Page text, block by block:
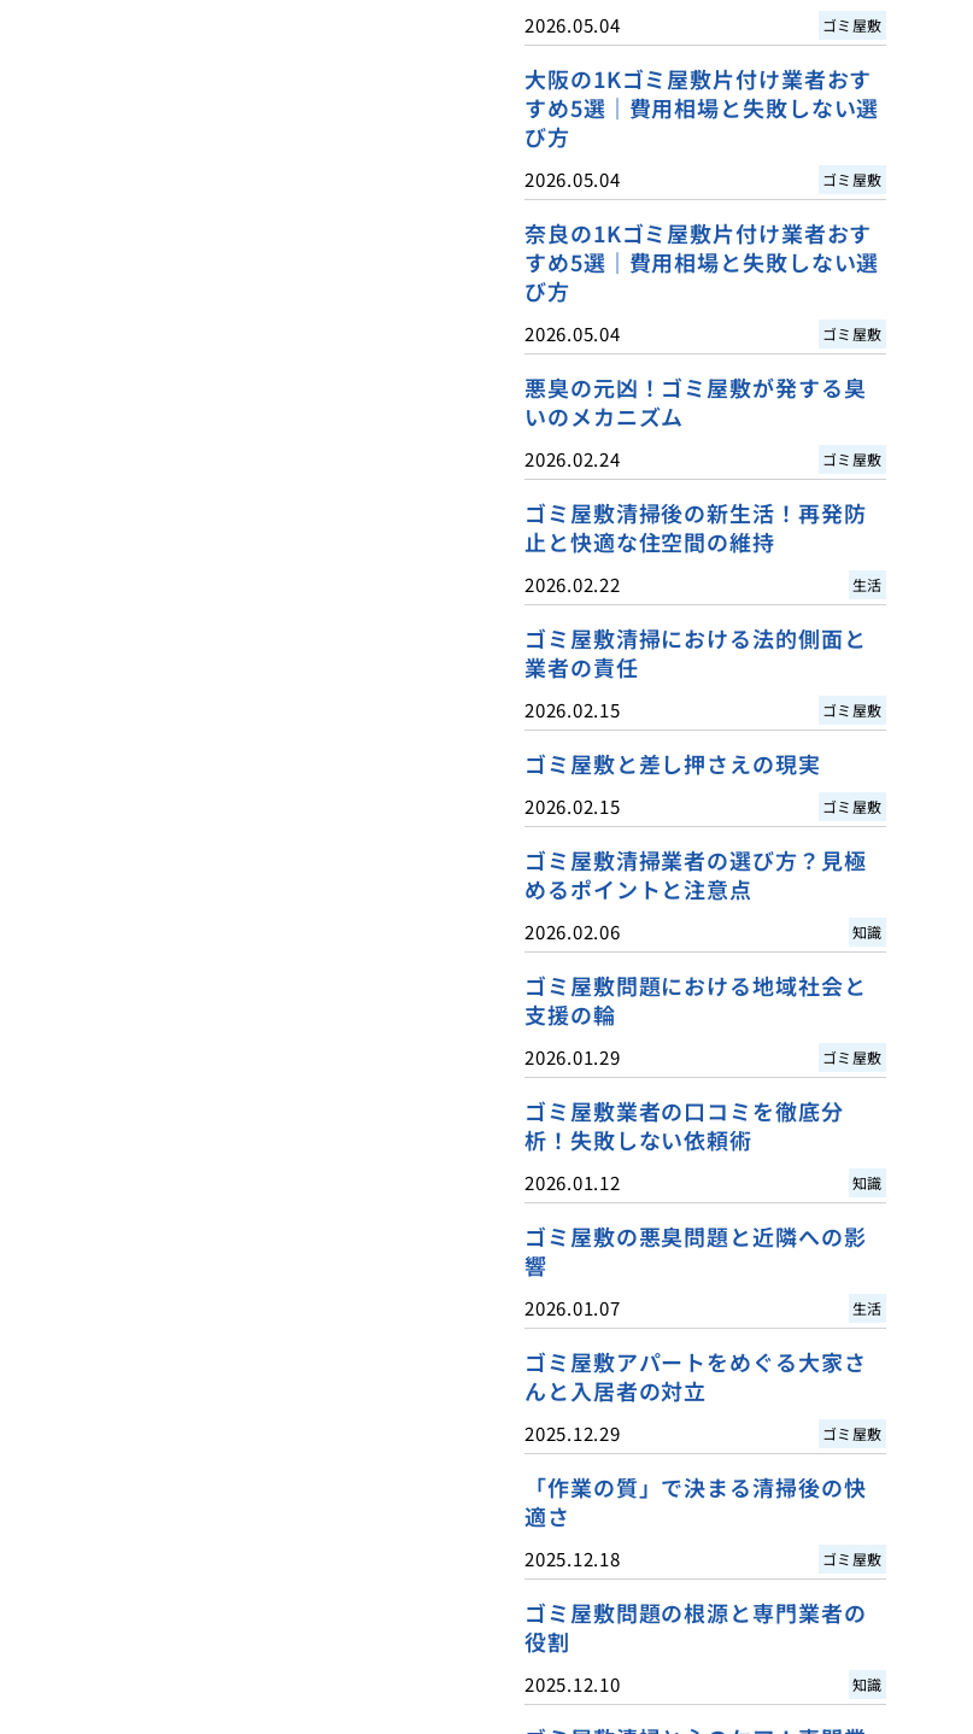
2026.05.04 ゴミ屋敷
大阪の1Kゴミ屋敷片付け業者おす
すめ5選｜費用相場と失敗しない選
び方
2026.05.04 ゴミ屋敷
奈良の1Kゴミ屋敷片付け業者おす
すめ5選｜費用相場と失敗しない選
び方
2026.05.04 ゴミ屋敷
悪臭の元凶！ゴミ屋敷が発する臭
いのメカニズム
2026.02.24 ゴミ屋敷
ゴミ屋敷清掃後の新生活！再発防
止と快適な住空間の維持
2026.02.22 生活
ゴミ屋敷清掃における法的側面と
業者の責任
2026.02.15 ゴミ屋敷
ゴミ屋敷と差し押さえの現実
2026.02.15 ゴミ屋敷
ゴミ屋敷清掃業者の選び方？見極
めるポイントと注意点
2026.02.06 知識
ゴミ屋敷問題における地域社会と
支援の輪
2026.01.29 ゴミ屋敷
ゴミ屋敷業者の口コミを徹底分
析！失敗しない依頼術
2026.01.12 知識
ゴミ屋敷の悪臭問題と近隣への影
響
2026.01.07 生活
ゴミ屋敷アパートをめぐる大家さ
んと入居者の対立
2025.12.29 ゴミ屋敷
「作業の質」で決まる清掃後の快
適さ
2025.12.18 ゴミ屋敷
ゴミ屋敷問題の根源と専門業者の
役割
2025.12.10 知識